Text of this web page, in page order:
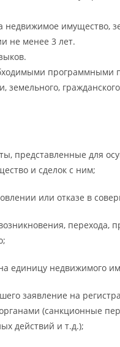
имущество,
не менее 3 лет.
программными
представленные для
и сделок с ним;
или отказе в
перехода,
единицу недвижимого
заявление на
(санкционные
действий и т.д.);